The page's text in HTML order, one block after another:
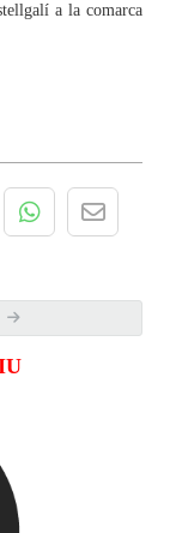
a la comarca